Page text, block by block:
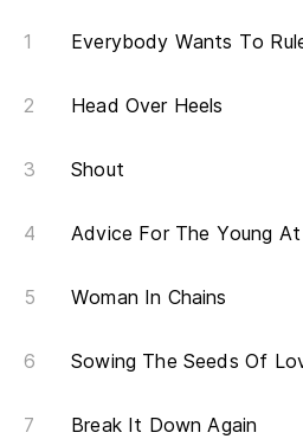
Everybody Wants To
Head Over Heels
Shout
Advice For The Young
Woman In Chains
Sowing The Seeds Of
Break It Down Again